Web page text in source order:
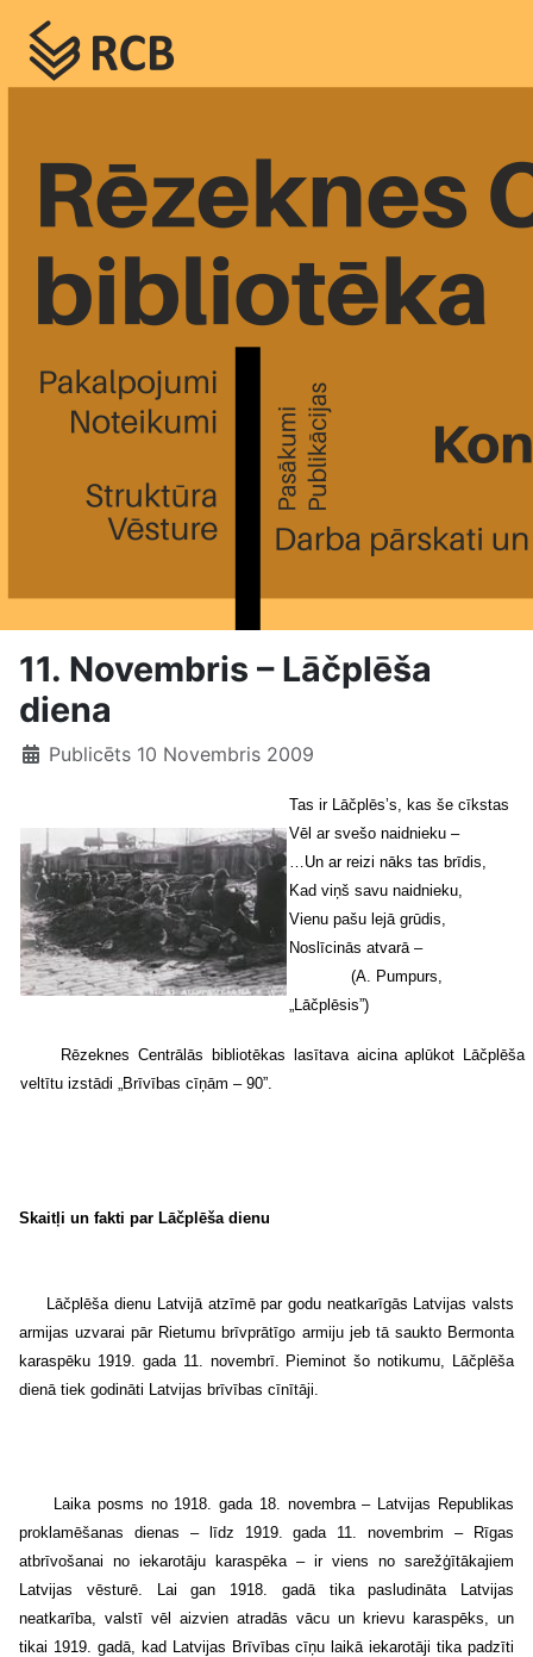
11. Novembris – Lāčplēša
diena
Publicēts 10 Novembris 2009
Tas ir Lāčplēs’s, kas še cīkstas
Vēl ar svešo naidnieku –
…Un ar reizi nāks tas brīdis,
Kad viņš savu naidnieku,
Vienu pašu lejā grūdis,
Noslīcinās atvarā –
(A. Pumpurs,
„Lāčplēsis”)
Rēzeknes Centrālās bibliotēkas lasītava aicina aplūkot Lāčplēša
veltītu izstādi „Brīvības cīņām – 90”.
Skaitļi un fakti par Lāčplēša dienu
Lāčplēša dienu Latvijā atzīmē par godu neatkarīgās Latvijas valsts
armijas uzvarai pār Rietumu brīvprātīgo armiju jeb tā saukto Bermonta
karaspēku 1919. gada 11. novembrī. Pieminot šo notikumu, Lāčplēša
dienā tiek godināti Latvijas brīvības cīnītāji.
Laika posms no 1918. gada 18. novembra – Latvijas Republikas
proklamēšanas dienas – līdz 1919. gada 11. novembrim – Rīgas
atbrīvošanai no iekarotāju karaspēka – ir viens no sarežģītākajiem
Latvijas vēsturē. Lai gan 1918. gadā tika pasludināta Latvijas
neatkarība, valstī vēl aizvien atradās vācu un krievu karaspēks, un
tikai 1919. gadā, kad Latvijas Brīvības cīņu laikā iekarotāji tika padzīti